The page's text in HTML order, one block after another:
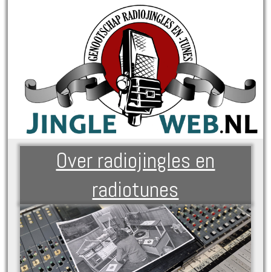
Over radiojingles en
radiotunes